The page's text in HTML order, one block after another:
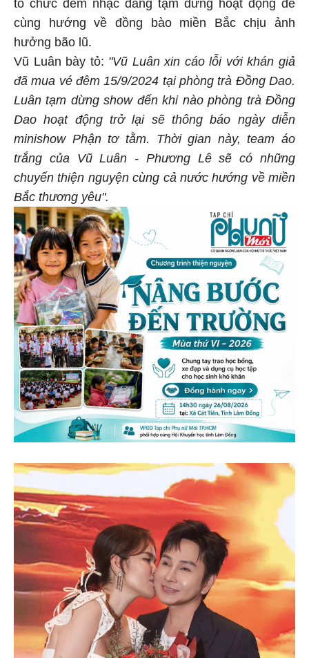
cùng hướng về đồng bào miền Bắc chịu ảnh
hưởng bão lũ.
Vũ Luân bày tỏ: "Vũ Luân xin cáo lỗi với khán giả
đã mua vé đêm 15/9/2024 tại phòng trà Đồng Dao.
Luân tạm dừng show đến khi nào phòng trà Đồng
Dao hoạt động trở lại sẽ thông báo ngày diễn
minishow Phận tơ tằm. Thời gian này, team áo
trắng của Vũ Luân - Phương Lê sẽ có những
chuyến thiện nguyện cùng cả nước hướng về miền
Bắc thương yêu".